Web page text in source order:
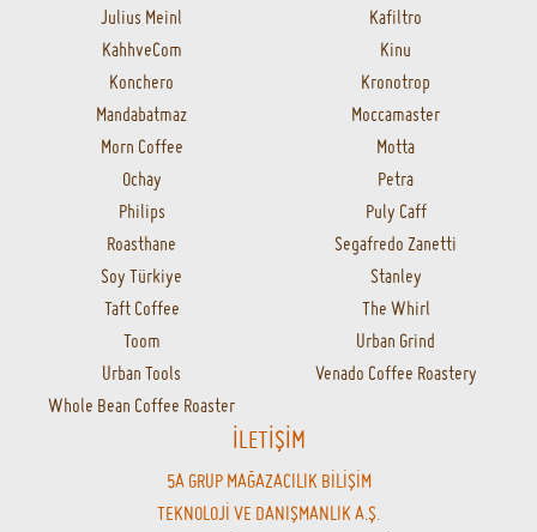
Julius Meinl
Kafiltro
KahhveCom
Kinu
Konchero
Kronotrop
Mandabatmaz
Moccamaster
Morn Coffee
Motta
Ochay
Petra
Philips
Puly Caff
Roasthane
Segafredo Zanetti
Soy Türkiye
Stanley
Taft Coffee
The Whirl
Toom
Urban Grind
Urban Tools
Venado Coffee Roastery
Whole Bean Coffee Roaster
İLETİŞİM
5A GRUP MAĞAZACILIK BİLİŞİM
TEKNOLOJİ VE DANIŞMANLIK A.Ş.